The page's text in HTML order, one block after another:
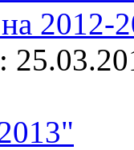
2012-